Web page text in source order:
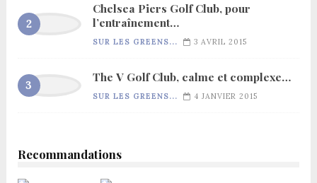
Chelsea Piers Golf Club, pour
l’entraînement…
SUR LES GREENS... 3 AVRIL 2015
The V Golf Club, calme et complexe…
SUR LES GREENS... 4 JANVIER 2015
Recommandations